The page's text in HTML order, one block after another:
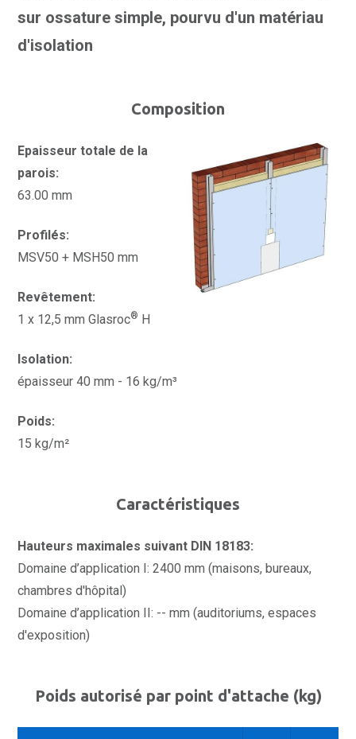
sur ossature simple, pourvu d'un matériau
d'isolation
Composition
Epaisseur totale de la
parois:
63.00 mm
Profilés:
MSV50 + MSH50 mm
Revêtement:
1 x 12,5 mm Glasroc® H
Isolation:
épaisseur 40 mm - 16 kg/m³
Poids:
15 kg/m²
Caractéristiques
Hauteurs maximales suivant DIN 18183:
Domaine d’application I: 2400 mm (maisons, bureaux,
chambres d'hôpital)
Domaine d’application II: -- mm (auditoriums, espaces
d'exposition)
Poids autorisé par point d'attache (kg)